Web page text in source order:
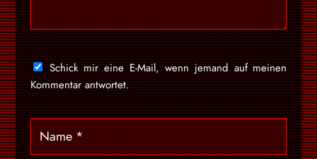
Schick mir eine E-Mail, wenn jemand auf meinen
Kommentar antwortet.